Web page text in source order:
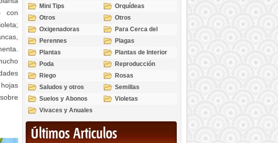
con
Mini Tips
Orquídeas
Otros
Otros
Oxigenadoras
Para Cerca del
Estanque
Perennes
Plagas
Plantas
Plantas de Interior
Poda
Reproducción
Riego
Rosas
Saludos y otros
temas
Semillas
Suelos y Abonos
Violetas
Vivaces y Anuales
Últimos Articulos